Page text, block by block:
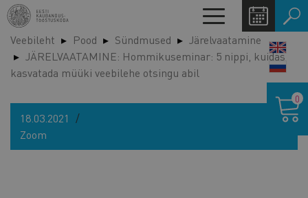
Liigu
edasi
põhisisu
juurde
Toggle
navigation
Veebileht Pood Sündmused
Järelvaatamine
JÄRELVAATAMINE: Hommikuseminar: 5 nippi, kuidas
kasvatada müüki veebilehe otsingu abil
18.03.2021
Zoom
0